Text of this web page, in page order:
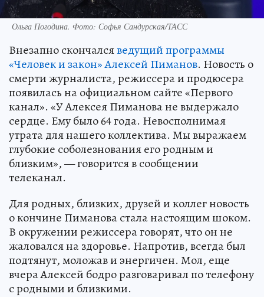
Ольга Погодина. Фото: Софья Сандурская/ТАСС
Внезапно скончалсяведущий программы
«Человек и закон» Алексей Пиманов. Новость о
смерти журналиста, режиссера и продюсера
появилась на официальном сайте «Первого
канал». «У Алексея Пиманова не выдержало
сердце. Ему было 64 года. Невосполнимая
утрата для нашего коллектива. Мы выражаем
глубокие соболезнования его родным и
близким», — говорится в сообщении
телеканал.
Для родных, близких, друзей и коллег новость
о кончине Пиманова стала настоящим шоком.
В окружении режиссера говорят, что он не
жаловался на здоровье. Напротив, всегда был
подтянут, моложав и энергичен. Мол, еще
вчера Алексей бодро разговаривал по телефону
с родными и близкими.